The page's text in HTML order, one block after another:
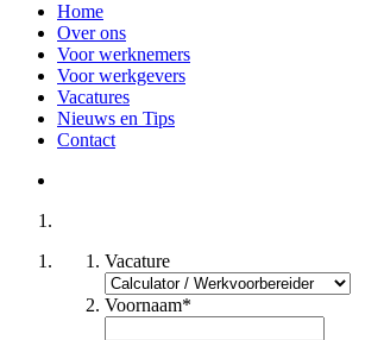
Home
Over ons
Voor werknemers
Voor werkgevers
Vacatures
Nieuws en Tips
Contact
Vacature
Voornaam*